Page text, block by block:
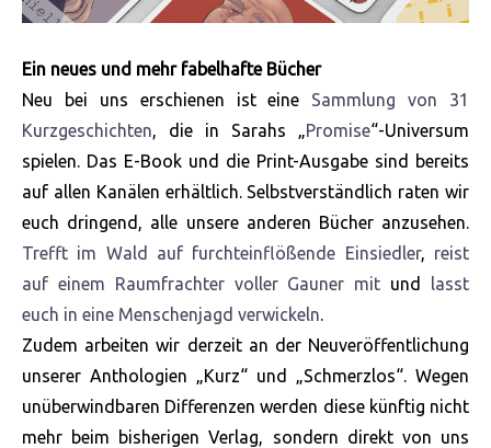
Ein neues und mehr fabelhafte Bücher
Neu bei uns erschienen ist eine Sammlung von 31
Kurzgeschichten , die in Sarahs „ Promise“-Universum
spielen. Das E-Book und die Print-Ausgabe sind bereits
auf allen Kanälen erhältlich. Selbstverständlich raten wir
euch dringend, alle unsere anderen Bücher anzusehen.
Trefft im Wald auf furchteinflößende Einsiedler, reist
auf einem Raumfrachter voller Gauner mit und
lasst
euch in eine Menschenjagd verwickeln
Zudem arbeiten wir derzeit an der Neuveröffentlichung
unserer Anthologien „Kurz“ und „Schmerzlos“. Wegen
unüberwindbaren Differenzen werden diese künftig nicht
mehr beim bisherigen Verlag, sondern direkt von uns